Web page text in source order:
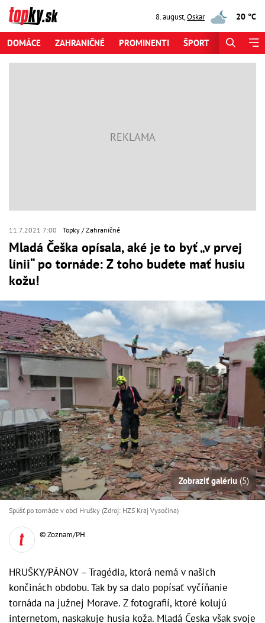
8. august,Oskar 20 °C
DOMÁCE ZAHRANIČNÉ PROMINENTI ŠPORT
11.7.2021 7:00 Topky Zahraničné
Mladá Češka opísala, aké je to byť „v prvej
línii“ po tornáde: Z toho budete mať husiu
kožu!
Zobraziť galériu (5)
Spúšť po tornáde v obci Hrušky (Zdroj: HZS Kraj Vysočina)
© Zoznam/PH
HRUŠKY/PÁNOV – Tragédia, ktorá nemá v našich
končinách obdobu. Tak by sa dalo popísať vyčíňanie
tornáda na južnej Morave. Z fotografií, ktoré kolujú
internetom, naskakuje husia koža. Mladá Česka však svoje